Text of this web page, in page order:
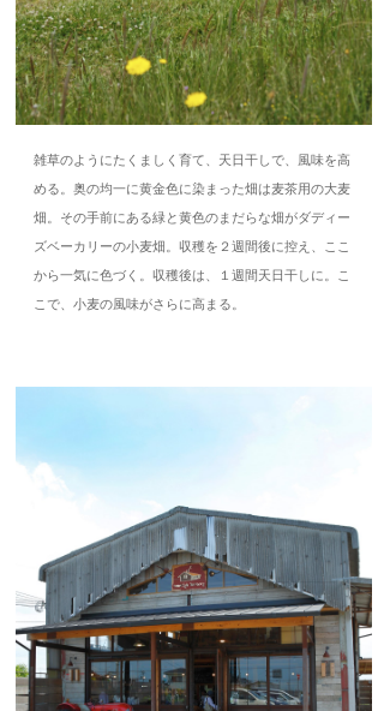
雑草のようにたくましく育て、天日干しで、風味を高
める。奥の均一に黄金色に染まった畑は麦茶用の大麦
畑。その手前にある緑と黄色のまだらな畑がダディー
ズベーカリーの小麦畑。収穫を２週間後に控え、ここ
から一気に色づく。収穫後は、１週間天日干しに。こ
こで、小麦の風味がさらに高まる。